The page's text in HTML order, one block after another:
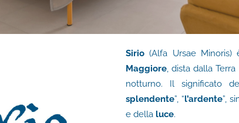
Sirio(Alfa Ursae
Maggiore, dista dalla
notturno. Il significato
splendente”, “l’ardente”,
e della luce.